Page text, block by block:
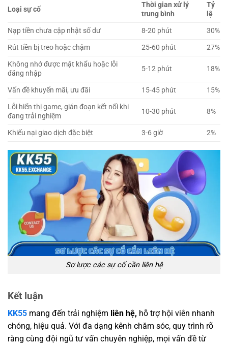
Loại sự cố
Thời gian xử lý
trung bình
Tỷ
lệ
Nạp tiền chưa cập nhật số dư
8-20 phút
30%
Rút tiền bị treo hoặc chậm
25-60 phút
27%
Không nhớ được mật khẩu hoặc lỗi
đăng nhập
5-12 phút 18%
Vấn đề khuyến mãi, ưu đãi 15-45 phút
15%
Lỗi hiển thị game, gián đoạn kết nối khi
đang trải nghiệm
10-30 phút 8%
Khiếu nại giao dịch đặc biệt 3-6 giờ 2%
Sơ lược các sự cố cần liên hệ
Kết luận
KK55 mang đến trải nghiệm liên hệ, hỗ trợ hội viên nhanh
chóng, hiệu quả. Với đa dạng kênh chăm sóc, quy trình rõ
ràng cùng đội ngũ tư vấn chuyên nghiệp, mọi vấn đề từ